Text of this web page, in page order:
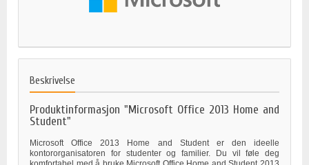
Beskrivelse
Produktinformasjon "Microsoft Office 2013 Home and
Student"
Microsoft Office 2013 Home and Student er den ideelle
kontororganisatoren for studenter og familier. Du vil føle deg